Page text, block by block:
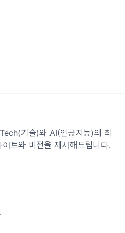
기술)와 AI(인공지능)의 최
트와 비전을 제시해드립니다.